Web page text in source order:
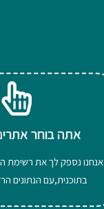
אתה בוחר
אנחנו נספק לך את רשימת
בתוכנית,עם הנתונים